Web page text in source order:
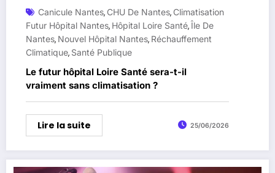
Canicule Nantes, CHU De Nantes, Climatisation
Futur Hôpital Nantes, Hôpital Loire Santé,Île De
Nantes, Nouvel Hôpital Nantes, Réchauffement
Climatique, Santé Publique
Le futur hôpital Loire Santé sera-t-il
vraiment sans climatisation ?
Lire la suite 25/06/2026